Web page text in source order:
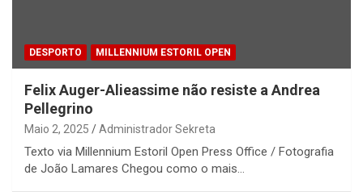
DESPORTO MILLENNIUM ESTORIL OPEN
Felix Auger-Alieassime não resiste a Andrea
Pellegrino
Maio 2, 2025 Administrador Sekreta
Texto via Millennium Estoril Open Press Office / Fotografia
de João Lamares Chegou como o mais…